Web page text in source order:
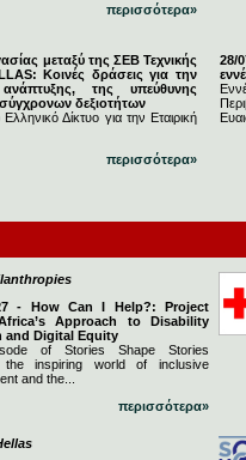
περισσότερα»
μεταξύ της ΣΕΒ Τεχνικής
Κοινές δράσεις για την
της υπεύθυνης
σύγχρονων δεξιοτήτων
Δίκτυο για την Εταιρική
περισσότερα»
28/
- How Can I Help?: Project
Approach to Disability
and Digital Equity
of Stories Shape Stories
the inspiring world of inclusive
and the...
περισσότερα»